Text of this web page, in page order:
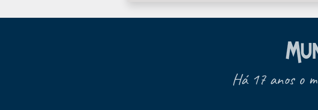
Há 17 anos o